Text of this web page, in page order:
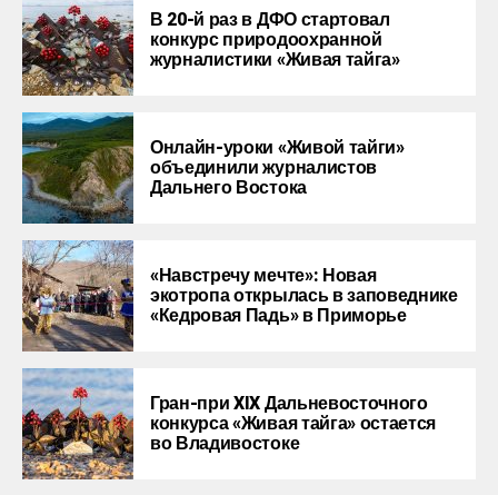
В 20-й раз в ДФО стартовал
конкурс природоохранной
журналистики «Живая тайга»
Онлайн-уроки «Живой тайги»
объединили журналистов
Дальнего Востока
«Навстречу мечте»: Новая
экотропа открылась в заповеднике
«Кедровая Падь» в Приморье
Гран-при XIX Дальневосточного
конкурса «Живая тайга» остается
во Владивостоке